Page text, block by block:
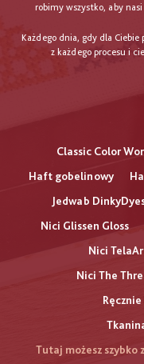
robimy wszystko, aby
Każdego dnia, gdy dla
z każdego procesu i
Classic Color
Haft gobelinowy
Jedwab
Nici Glissen Gloss
Nici
Nici The
Tutaj możesz